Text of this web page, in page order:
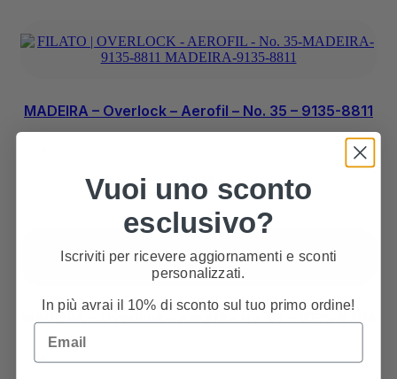
MADEIRA – Overlock – Aerofil – No. 35 – 9135-8811
3,10
MADEIRA – Overlock – Aerofil – No. 35 – 9135-8704
Vuoi uno sconto
esclusivo?
Iscriviti per ricevere aggiornamenti e sconti
personalizzati.
In più avrai il 10% di sconto sul tuo primo ordine!
Email